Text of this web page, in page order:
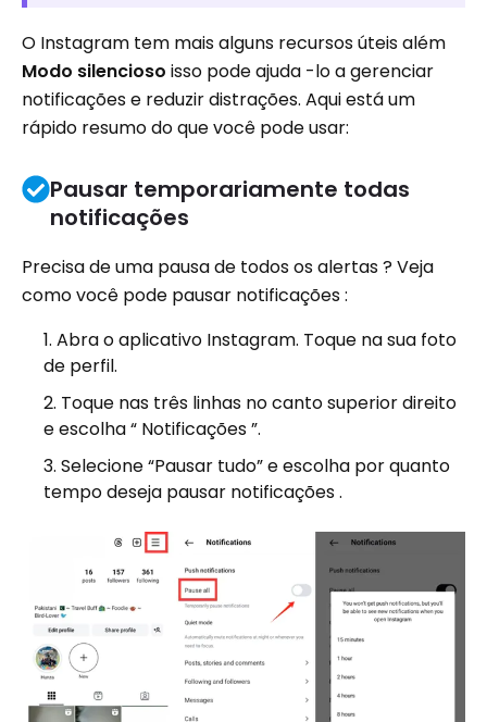
O Instagram tem mais alguns recursos úteis além
Modo silencioso isso pode ajuda -lo a gerenciar
notificações e reduzir distrações. Aqui está um
rápido resumo do que você pode usar:
Pausar temporariamente todas
notificações
Precisa de uma pausa de todos os alertas ? Veja
como você pode pausar notificações :
Abra o aplicativo Instagram. Toque na sua foto
de perfil.
Toque nas três linhas no canto superior direito
e escolha “ Notificações ”.
Selecione “Pausar tudo” e escolha por quanto
tempo deseja pausar notificações .